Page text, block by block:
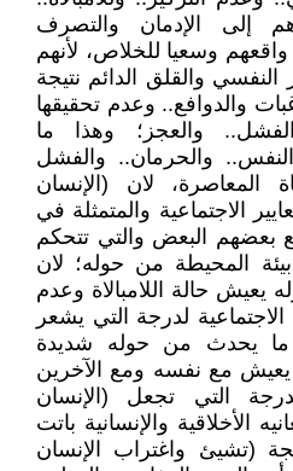
إلى الإدمان والتصرف
وسعيا للخلاص، لأنهم
والقلق الدائم نتيجة
والدوافع.. وعدم تحقيقها
والعجز؛ وهذا ما
والحرمان.. والفشل
لان (الإنسان
الاجتماعية والمتمثلة في
مع بعضهم البعض والتي تتحكم
المحيطة من حوله؛ لان
حالة اللامبالاة وعدم
لدرجة التي يشعر
ما يحدث من حوله شديدة
يعيش مع نفسه ومع الآخرين
التي تجعل (الإنسان
الأخلاقية والإنسانية باتت
(تشيئ واغتراب الإنسان